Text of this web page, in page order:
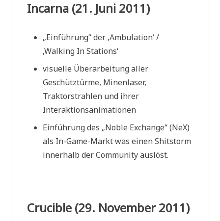
Incarna (21. Juni 2011)
„Einführung“ der ‚Ambulation‘ /
‚Walking In Stations‘
visuelle Überarbeitung aller
Geschütztürme, Minenlaser,
Traktorstrahlen und ihrer
Interaktionsanimationen
Einführung des „Noble Exchange“ (NeX)
als In-Game-Markt was einen Shitstorm
innerhalb der Community auslöst.
Crucible (29. November 2011)